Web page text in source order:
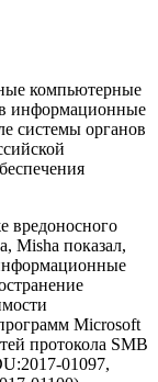
компьютерные
информационные
системы органов
вредоносного
Misha показал,
Microsoft
протокола SMB
01097,